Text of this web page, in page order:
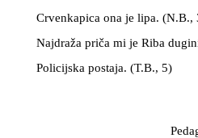
Crvenkapica ona je lipa. (N.B.,
Najdraža priča mi je Riba
Policijska